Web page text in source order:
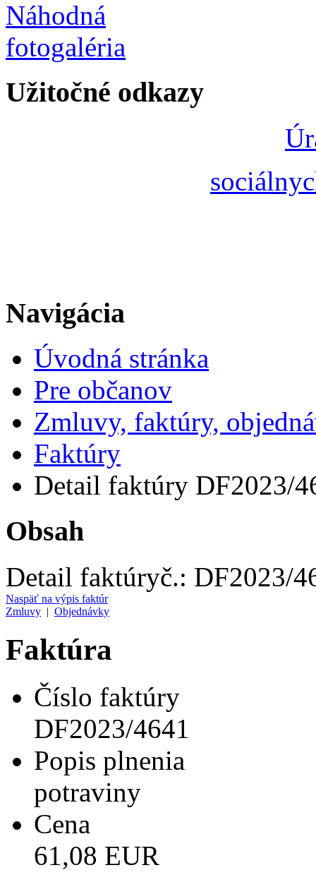
Užitočné odkazy
Navigácia
Úvodná stránka
Pre občanov
Zmluvy, faktúry,
Faktúry
Detail faktúry DF2023/
Obsah
Detail faktúryč.: DF2023/
Naspäť na výpis faktúr
Zmluvy | Objednávky
Faktúra
Číslo faktúry
DF2023/4641
Popis plnenia
potraviny
Cena
61,08 EUR